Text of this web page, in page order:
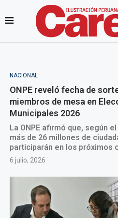
NACIONAL
ONPE reveló fecha de
miembros de mesa en
Municipales 2026
La ONPE afirmó que, según
más de 26 millones de
participarán en los próximos
6 julio, 2026